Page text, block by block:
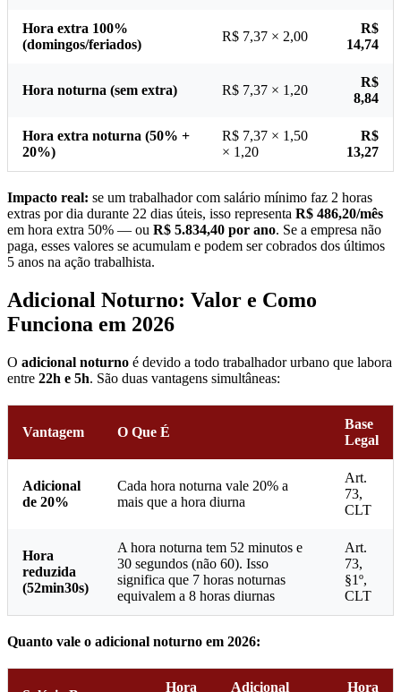
Hora extra 100%
(domingos/feriados)
R$ 7,37 × 2,00
R$
14,74
Hora noturna (sem extra) R$ 7,37 × 1,20
R$
8,84
Hora extra noturna (50% +
20%)
R$ 7,37 × 1,50
× 1,20
R$
13,27
Impacto real: se um trabalhador com salário mínimo faz 2 horas
extras por dia durante 22 dias úteis, isso representa R$ 486,20/mês
em hora extra 50% — ou R$ 5.834,40 por ano. Se a empresa não
paga, esses valores se acumulam e podem ser cobrados dos últimos
5 anos na ação trabalhista.
Adicional Noturno: Valor e Como
Funciona em 2026
O adicional noturno é devido a todo trabalhador urbano que labora
entre 22h e 5h. São duas vantagens simultâneas:
Vantagem O Que É
Base
Legal
Adicional
de 20%
Cada hora noturna vale 20% a
mais que a hora diurna
Art.
73,
CLT
Hora
reduzida
(52min30s)
A hora noturna tem 52 minutos e
30 segundos (não 60). Isso
significa que 7 horas noturnas
equivalem a 8 horas diurnas
Art.
73,
§1º,
CLT
Quanto vale o adicional noturno em 2026:
Hora Adicional Hora